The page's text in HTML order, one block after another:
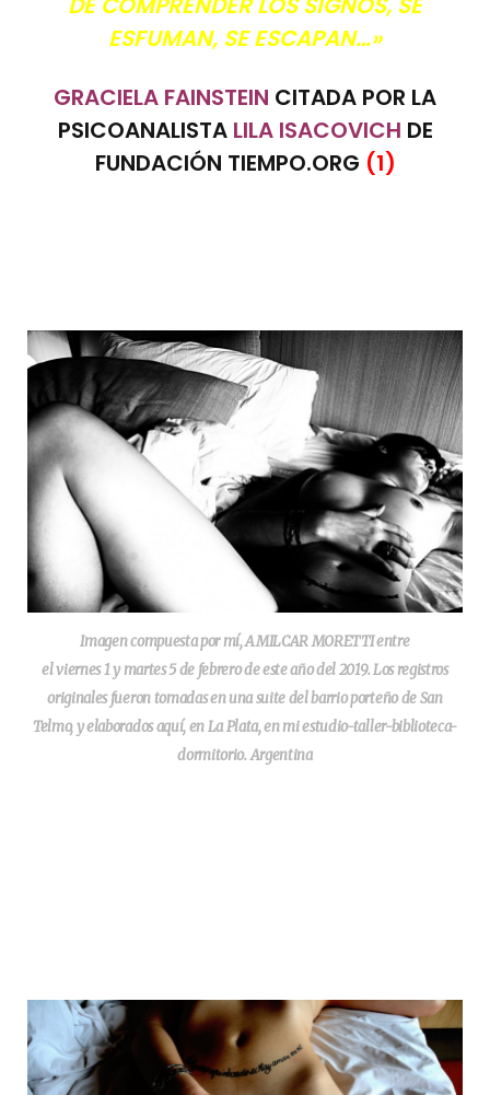
ESFUMAN, SE ESCAPAN…»
GRACIELA FAINSTEIN CITADA POR LA
PSICOANALISTA LILA ISACOVICH DE
FUNDACIÓN TIEMPO.ORG (1)
Imagen compuesta por mí, AMILCAR MORETTI entre
el viernes 1 y martes 5 de febrero de este año del 2019. Los registros
originales fueron tomadas en una suite del barrio porteño de San
Telmo, y elaborados aquí, en La Plata, en mi estudio-taller-biblioteca-
dormitorio. Argentina